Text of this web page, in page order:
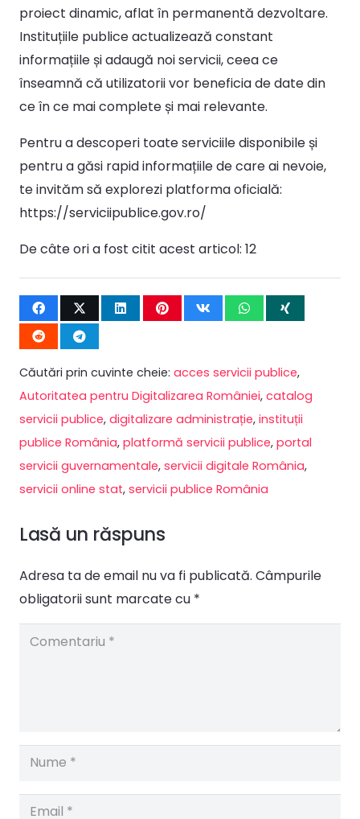
proiect dinamic, aflat în permanentă dezvoltare.
Instituțiile publice actualizează constant
informațiile și adaugă noi servicii, ceea ce
înseamnă că utilizatorii vor beneficia de date din
ce în ce mai complete și mai relevante.
Pentru a descoperi toate serviciile disponibile și
pentru a găsi rapid informațiile de care ai nevoie,
te invităm să explorezi platforma oficială:
https://serviciipublice.gov.ro/
De câte ori a fost citit acest articol: 12
Căutări prin cuvinte cheie: acces servicii publice,
Autoritatea pentru Digitalizarea României, catalog
servicii publice, digitalizare administrație, instituții
publice România, platformă servicii publice, portal
servicii guvernamentale, servicii digitale România,
servicii online stat, servicii publice România
Lasă un răspuns
Adresa ta de email nu va fi publicată. Câmpurile
obligatorii sunt marcate cu *